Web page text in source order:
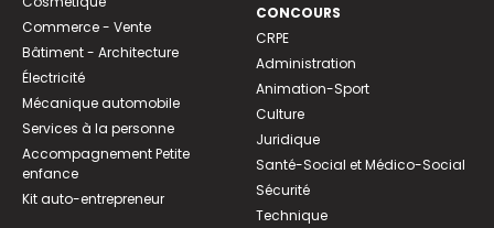
Commerce - Vente
Bâtiment - Architecture
Électricité
Mécanique automobile
Services à la personne
Accompagnement Petite
enfance
Kit auto-entrepreneur
CONCOURS
CRPE
Administration
Animation-Sport
Culture
Juridique
Santé-Social et Médico-Social
Sécurité
Technique